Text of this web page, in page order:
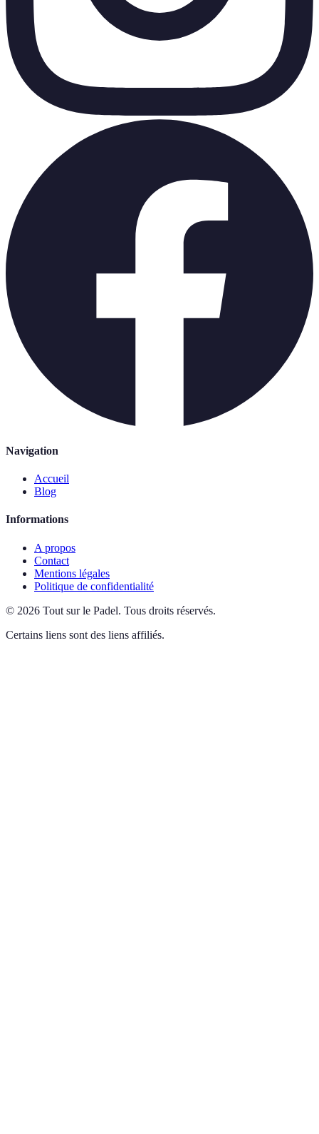
Navigation
Accueil
Blog
Informations
A propos
Contact
Mentions légales
Politique de confidentialité
© 2026 Tout sur le Padel. Tous droits réservés.
Certains liens sont des liens affiliés.